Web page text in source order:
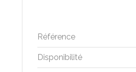
Référence
Disponibilité